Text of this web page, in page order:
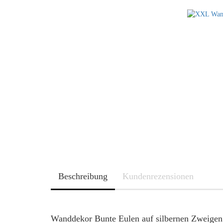
Beschreibung Kundenrezensionen
Wanddekor Bunte Eulen auf silbernen Zweigen